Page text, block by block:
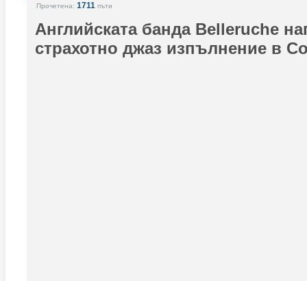
Прочетена: 1711 пъти
Английската банда Belleruche
страхотно джаз изпълнение в